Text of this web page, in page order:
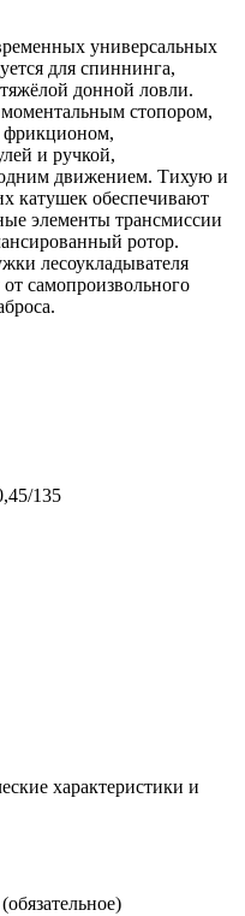
универсальных
для спиннинга,
донной ловли.
стопором,
и ручкой,
движением. Тихую и
катушек обеспечивают
элементы трансмиссии
ротор.
лесоукладывателя
самопроизвольного
135
характеристики и